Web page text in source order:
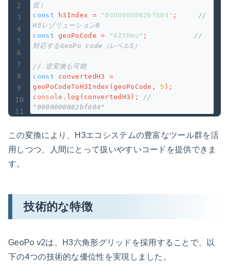
近）
const h3Index = "0000000082bf604" ;
//
H3レゾリューション8
const geoPoCode = "AZtRmu" ;
//
対応するGeoPo code（レベル5）
// 逆変換も可能
const convertedH3 =
geoPoCodeToH3Index(geoPoCode, 5
console .log(convertedH3);
//
"0000000082bf604"
この変換により、H3エコシステムの豊富なツール群を活
用しつつ、人間にとって扱いやすいコードを提供できま
す。
技術的な特徴
GeoPo v2は、H3六角形グリッドを採用することで、以
下の4つの技術的な優位性を実現しました。